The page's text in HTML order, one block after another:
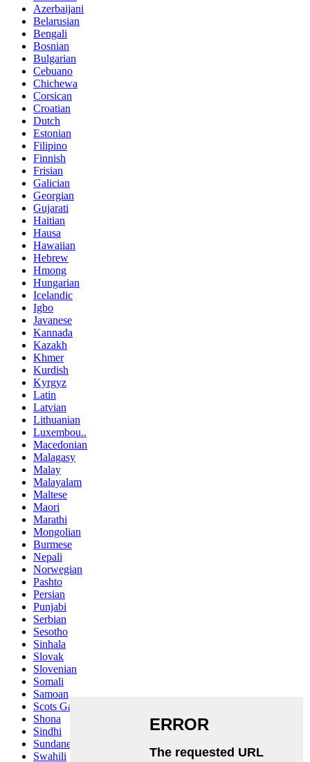
Azerbaijani
Belarusian
Bengali
Bosnian
Bulgarian
Cebuano
Chichewa
Corsican
Croatian
Dutch
Estonian
Filipino
Finnish
Frisian
Galician
Georgian
Gujarati
Haitian
Hausa
Hawaiian
Hebrew
Hmong
Hungarian
Icelandic
Igbo
Javanese
Kannada
Kazakh
Khmer
Kurdish
Kyrgyz
Latin
Latvian
Lithuanian
Luxembou..
Macedonian
Malagasy
Malay
Malayalam
Maltese
Maori
Marathi
Mongolian
Burmese
Nepali
Norwegian
Pashto
Persian
Punjabi
Serbian
Sesotho
Sinhala
Slovak
Slovenian
Somali
Samoan
Scots Gaelic
Shona
Sindhi
Sundanese
Swahili